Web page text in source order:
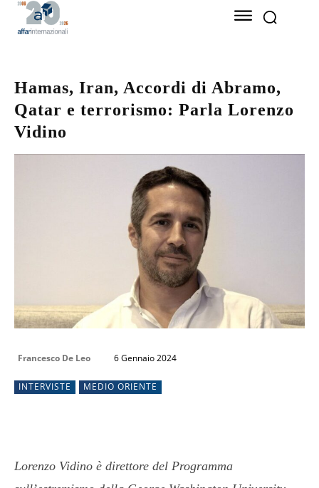
Hamas, Iran, Accordi di Abramo,
Qatar e terrorismo: Parla Lorenzo
Vidino
Francesco De Leo 6 Gennaio 2024
INTERVISTE MEDIO ORIENTE
Lorenzo Vidino è direttore del Programma